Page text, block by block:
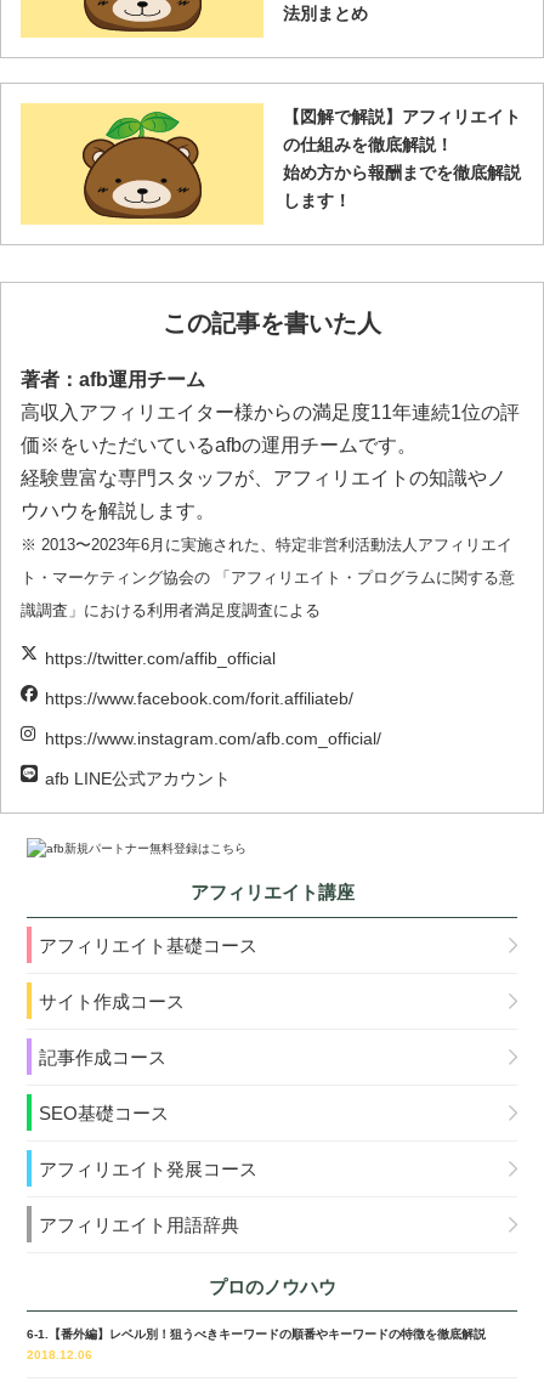
法別まとめ
【図解で解説】アフィリエイト
の仕組みを徹底解説！
始め方から報酬までを徹底解説
します！
この記事を書いた人
著者：afb運用チーム
高収入アフィリエイター様からの満足度11年連続1位の評
価※をいただいているafbの運用チームです。
経験豊富な専門スタッフが、アフィリエイトの知識やノ
ウハウを解説します。
※ 2013〜2023年6月に実施された、特定非営利活動法人アフィリエイ
ト・マーケティング協会の 「アフィリエイト・プログラムに関する意
識調査」における利用者満足度調査による
https://twitter.com/affib_official
https://www.facebook.com/forit.affiliateb/
https://www.instagram.com/afb.com_official/
afb LINE公式アカウント
アフィリエイト講座
アフィリエイト基礎コース
サイト作成コース
記事作成コース
SEO基礎コース
アフィリエイト発展コース
アフィリエイト用語辞典
プロのノウハウ
6-1.【番外編】レベル別！狙うべきキーワードの順番やキーワードの特徴を徹底解説
2018.12.06